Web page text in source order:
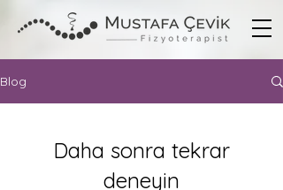
Blog
Daha sonra tekrar
deneyin